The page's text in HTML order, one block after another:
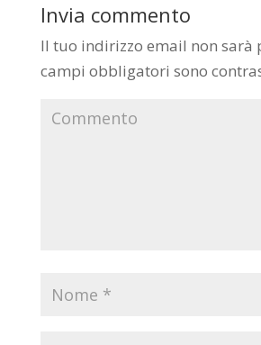
Invia commento
Il tuo indirizzo email non sarà
campi obbligatori sono